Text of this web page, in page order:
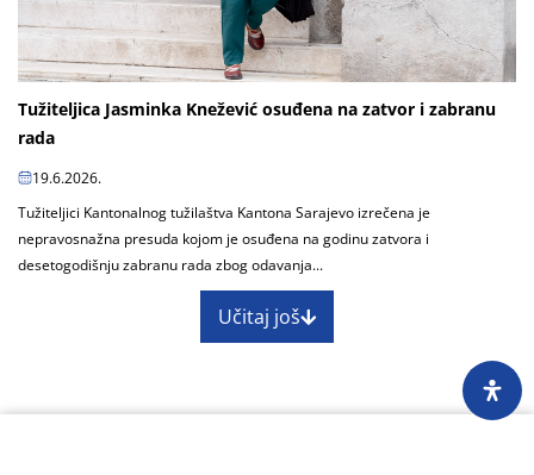
Tužiteljica Jasminka Knežević osuđena na zatvor i zabranu
rada
19.6.2026.
Tužiteljici Kantonalnog tužilaštva Kantona Sarajevo izrečena je
nepravosnažna presuda kojom je osuđena na godinu zatvora i
desetogodišnju zabranu rada zbog odavanja...
Učitaj još